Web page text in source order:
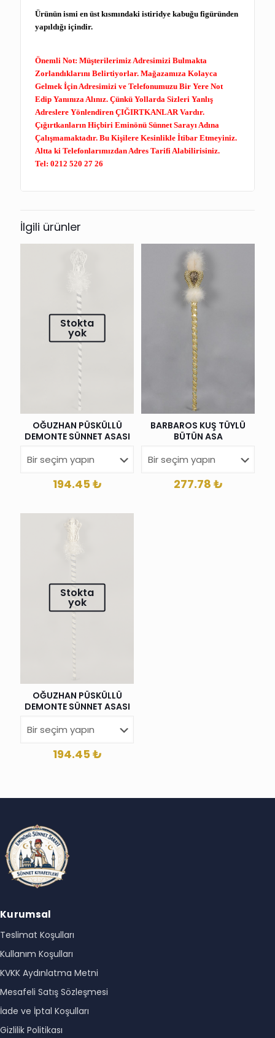
Ürünün ismi en üst kısmındaki istiridye kabuğu figüründen
yapıldığı içindir.
Önemli Not:Müşterilerimiz Adresimizi Bulmakta
Zorlandıklarını Belirtiyorlar. Mağazamıza Kolayca
Gelmek İçin Adresimizi ve Telefonumuzu Bir Yere Not
Edip Yanınıza Alınız. Çünkü Yollarda Sizleri Yanlış
Adreslere YönlendirenÇIĞIRTKANLARVardır.
Çığırtkanların Hiçbiri Eminönü Sünnet Sarayı Adına
Çalışmamaktadır. Bu KişilereKesinlikle İtibar Etmeyiniz.
Altta ki Telefonlarımızdan Adres Tarifi Alabilirisiniz.
Tel:0212 520 27 26
İlgili ürünler
Stokta
yok
OĞUZHAN PÜSKÜLLÜ
DEMONTE SÜNNET ASASI
194.45 ₺
BARBAROS KUŞ TÜYLÜ
BÜTÜN ASA
277.78 ₺
Stokta
yok
OĞUZHAN PÜSKÜLLÜ
DEMONTE SÜNNET ASASI
194.45 ₺
Kurumsal
Teslimat Koşulları
Kullanım Koşulları
KVKK Aydınlatma Metni
Mesafeli Satış Sözleşmesi
İade ve İptal Koşulları
Gizlilik Politikası